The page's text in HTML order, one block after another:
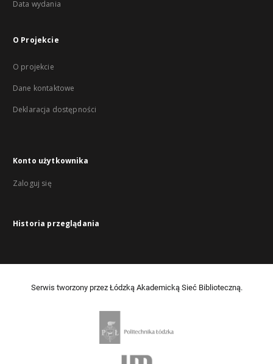
Data wydania
O Projekcie
O projekcie
Dane kontaktowe
Deklaracja dostępności
Konto użytkownika
Zaloguj się
Historia przeglądania
Serwis tworzony przez Łódzką Akademicką Sieć Biblioteczną.